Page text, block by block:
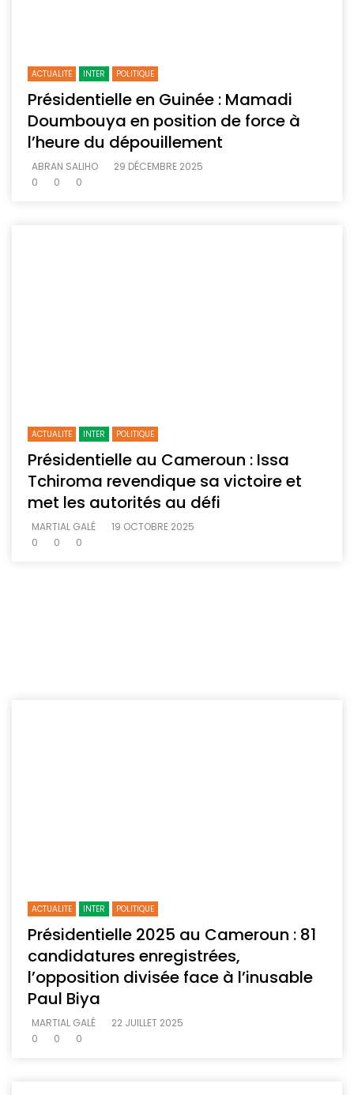
ACTUALITE INTER POLITIQUE
Présidentielle en Guinée : Mamadi
Doumbouya en position de force à
l’heure du dépouillement
ABRAN SALIHO
29 DÉCEMBRE 2025
0
0 0
ACTUALITE INTER POLITIQUE
Présidentielle au Cameroun : Issa
Tchiroma revendique sa victoire et
met les autorités au défi
MARTIAL GALÉ
19 OCTOBRE 2025
0
0 0
ACTUALITE INTER POLITIQUE
Présidentielle 2025 au Cameroun : 81
candidatures enregistrées,
l’opposition divisée face à l’inusable
Paul Biya
MARTIAL GALÉ
22 JUILLET 2025
0
0 0